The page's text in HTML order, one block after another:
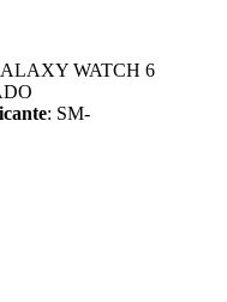
WATCH 6
: SM-